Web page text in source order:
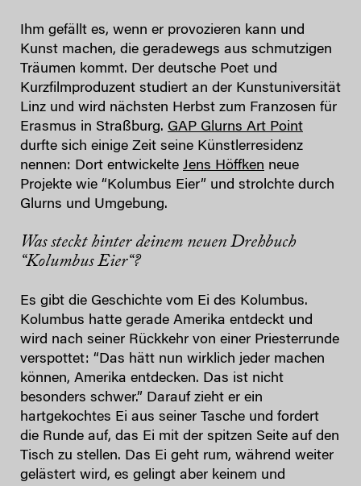
Ihm gefällt es, wenn er provozieren kann und
Kunst machen, die geradewegs aus schmutzigen
Träumen kommt. Der deutsche Poet und
Kurzfilmproduzent studiert an der Kunstuniversität
Linz und wird nächsten Herbst zum Franzosen für
Erasmus in Straßburg. GAP Glurns Art Point
durfte sich einige Zeit seine Künstlerresidenz
nennen: Dort entwickelte Jens Höffken neue
Projekte wie “Kolumbus Eier” und strolchte durch
Glurns und Umgebung.
Was steckt hinter deinem neuen Drehbuch
“Kolumbus Eier“?
Es gibt die Geschichte vom Ei des Kolumbus.
Kolumbus hatte gerade Amerika entdeckt und
wird nach seiner Rückkehr von einer Priesterrunde
verspottet: “Das hätt nun wirklich jeder machen
können, Amerika entdecken. Das ist nicht
besonders schwer.” Darauf zieht er ein
hartgekochtes Ei aus seiner Tasche und fordert
die Runde auf, das Ei mit der spitzen Seite auf den
Tisch zu stellen. Das Ei geht rum, während weiter
gelästert wird, es gelingt aber keinem und